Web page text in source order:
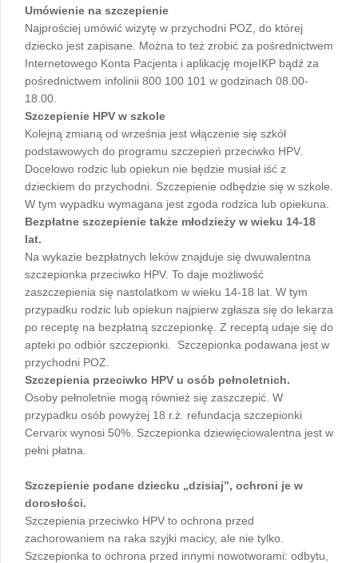
Umówienie na szczepienie
Najprościej umówić wizytę w przychodni POZ, do której
dziecko jest zapisane. Można to też zrobić za pośrednictwem
Internetowego Konta Pacjenta i aplikację mojeIKP bądź za
pośrednictwem infolinii 800 100 101 w godzinach 08.00-
18.00.
Szczepienie HPV w szkole
Kolejną zmianą od września jest włączenie się szkół
podstawowych do programu szczepień przeciwko HPV.
Docelowo rodzic lub opiekun nie będzie musiał iść z
dzieckiem do przychodni. Szczepienie odbędzie się w szkole.
W tym wypadku wymagana jest zgoda rodzica lub opiekuna.
Bezpłatne szczepienie także młodzieży w wieku 14-18
lat.
Na wykazie bezpłatnych leków znajduje się dwuwalentna
szczepionka przeciwko HPV. To daje możliwość
zaszczepienia się nastolatkom w wieku 14-18 lat. W tym
przypadku rodzic lub opiekun najpierw zgłasza się do lekarza
po receptę na bezpłatną szczepionkę. Z receptą udaje się do
apteki po odbiór szczepionki. Szczepionka podawana jest w
przychodni POZ.
Szczepienia przeciwko HPV u osób pełnoletnich.
Osoby pełnoletnie mogą również się zaszczepić. W
przypadku osób powyżej 18 r.ż. refundacja szczepionki
Cervarix wynosi 50%. Szczepionka dziewięciowalentna jest w
pełni płatna.
Szczepienie podane dziecku „dzisiaj”, ochroni je w
dorosłości.
Szczepienia przeciwko HPV to ochrona przed
zachorowaniem na raka szyjki macicy, ale nie tylko.
Szczepionka to ochrona przed innymi nowotworami: odbytu,